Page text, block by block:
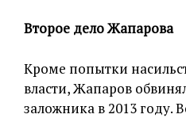
Второе дело Жапарова
Кроме попытки
власти, Жапаров
заложника в 2013 году.